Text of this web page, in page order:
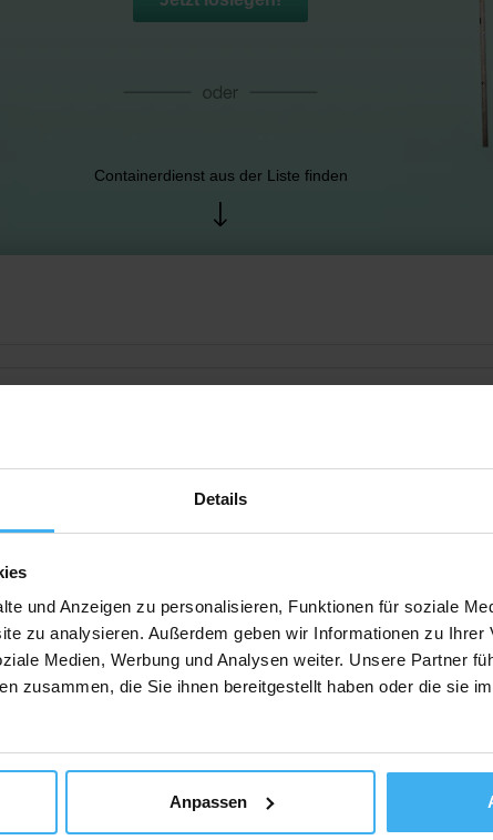
Details
und Anzeigen zu personalisieren, Funktionen für soziale
zu analysieren. Außerdem geben wir Informationen zu Ihrer
Medien, Werbung und Analysen weiter. Unsere Partner
zusammen, die Sie ihnen bereitgestellt haben oder die sie
Anpassen
Containerdienst aus der Liste finden
Deutschland
Unternehmen